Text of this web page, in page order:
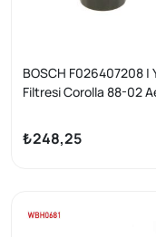
BOSCH F026407208 |
Filtresi Corolla 88-02
Avensis-Yaris
₺248,25